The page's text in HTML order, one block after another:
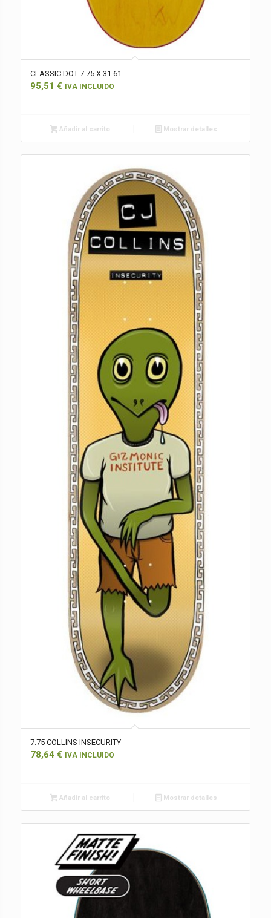
CLASSIC DOT 7.75 X 31.61
95,51 € IVA INCLUIDO
Añadir al carrito Mostrar detalles
7.75 COLLINS INSECURITY
78,64 € IVA INCLUIDO
Añadir al carrito Mostrar detalles